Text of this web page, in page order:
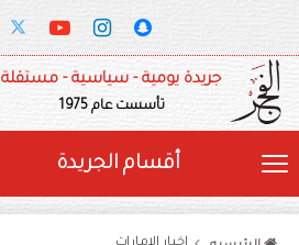
جريدة يومية - سياسية - مستقلة
تأسست عام 1975
أقسام الجريدة